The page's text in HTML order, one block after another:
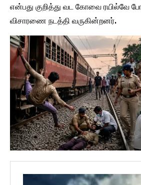
என்பது குறித்து வட கோவை ரயில்வே
விசாரணை நடத்தி வருகின்றனர்.